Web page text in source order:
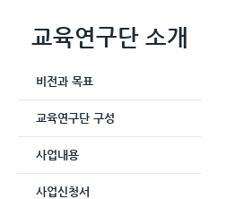
교육연구단 소개
비전과 목표
교육연구단 구성
사업내용
사업신청서